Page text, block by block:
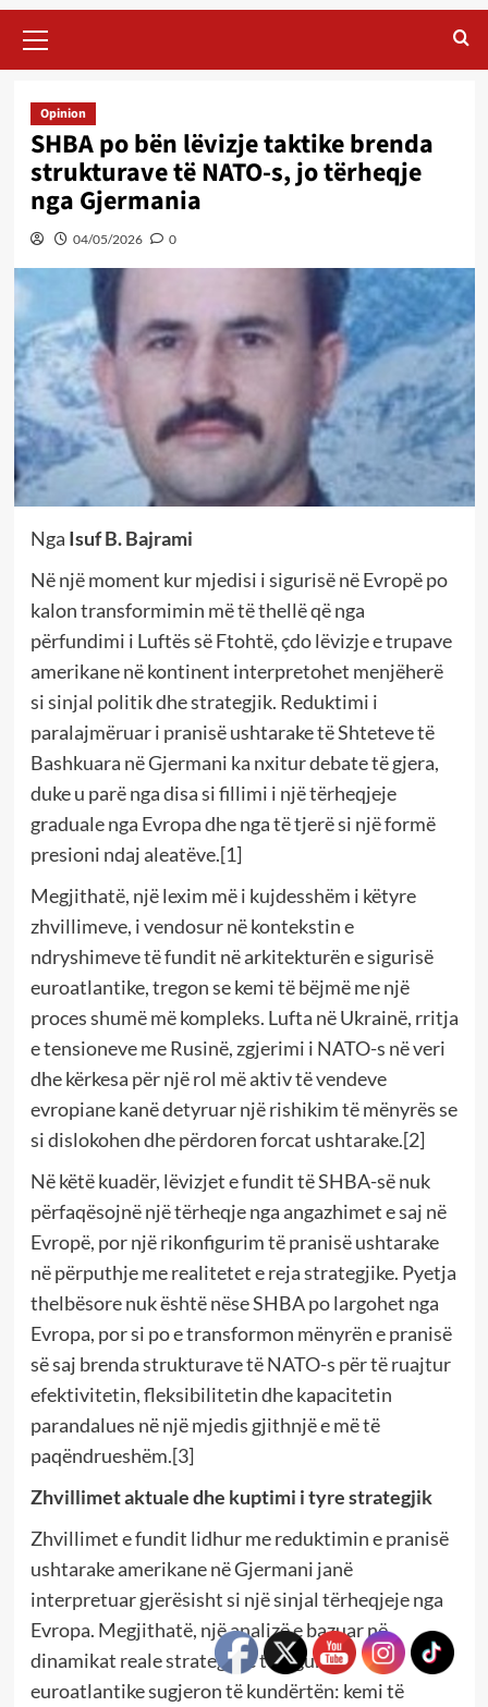
Menu
Opinion
SHBA po bën lëvizje taktike brenda
strukturave të NATO-s, jo tërheqje
nga Gjermania
04/05/2026 0
Nga Isuf B. Bajrami
Në një moment kur mjedisi i sigurisë në Evropë po
kalon transformimin më të thellë që nga
përfundimi i Luftës së Ftohtë, çdo lëvizje e trupave
amerikane në kontinent interpretohet menjëherë
si sinjal politik dhe strategjik. Reduktimi i
paralajmëruar i pranisë ushtarake të Shteteve të
Bashkuara në Gjermani ka nxitur debate të gjera,
duke u parë nga disa si fillimi i një tërheqjeje
graduale nga Evropa dhe nga të tjerë si një formë
presioni ndaj aleatëve.[1]
Megjithatë, një lexim më i kujdesshëm i këtyre
zhvillimeve, i vendosur në kontekstin e
ndryshimeve të fundit në arkitekturën e sigurisë
euroatlantike, tregon se kemi të bëjmë me një
proces shumë më kompleks. Lufta në Ukrainë, rritja
e tensioneve me Rusinë, zgjerimi i NATO-s në veri
dhe kërkesa për një rol më aktiv të vendeve
evropiane kanë detyruar një rishikim të mënyrës se
si dislokohen dhe përdoren forcat ushtarake.[2]
Në këtë kuadër, lëvizjet e fundit të SHBA-së nuk
përfaqësojnë një tërheqje nga angazhimet e saj në
Evropë, por një rikonfigurim të pranisë ushtarake
në përputhje me realitetet e reja strategjike. Pyetja
thelbësore nuk është nëse SHBA po largohet nga
Evropa, por si po e transformon mënyrën e pranisë
së saj brenda strukturave të NATO-s për të ruajtur
efektivitetin, fleksibilitetin dhe kapacitetin
parandalues në një mjedis gjithnjë e më të
paqëndrueshëm.[3]
Zhvillimet aktuale dhe kuptimi i tyre strategjik
Zhvillimet e fundit lidhur me reduktimin e pranisë
ushtarake amerikane në Gjermani janë
interpretuar gjerësisht si një sinjal tërheqjeje nga
Evropa. Megjithatë, një analizë e bazuar në
dinamikat reale strategjike të sigurisë
euroatlantike sugjeron të kundërtën: kemi të